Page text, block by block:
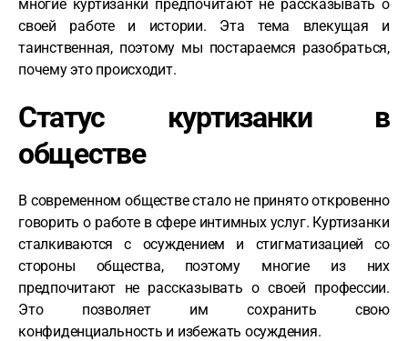
многие куртизанки предпочитают не рассказывать о
своей работе и истории. Эта тема влекущая и
таинственная, поэтому мы постараемся разобраться,
почему это происходит.
Статус куртизанки в
обществе
В современном обществе стало не принято откровенно
говорить о работе в сфере интимных услуг. Куртизанки
сталкиваются с осуждением и стигматизацией со
стороны общества, поэтому многие из них
предпочитают не рассказывать о своей профессии.
Это позволяет им сохранить свою
конфиденциальность и избежать осуждения.